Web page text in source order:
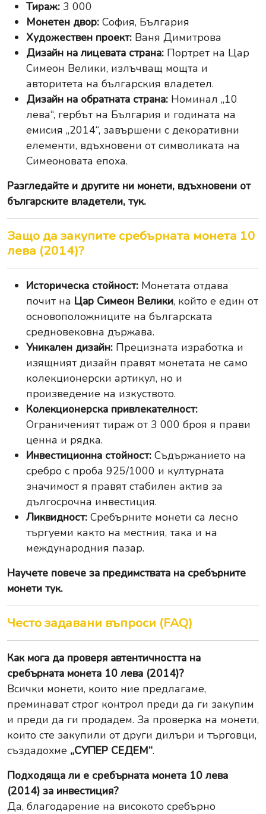
Тираж: 3 000
Монетен двор: София, България
Художествен проект: Ваня Димитрова
Дизайн на лицевата страна: Портрет на Цар
Симеон Велики, излъчващ мощта и
авторитета на българския владетел.
Дизайн на обратната страна: Номинал „10
лева“, гербът на България и годината на
емисия „2014“, завършени с декоративни
елементи, вдъхновени от символиката на
Симеоновата епоха.
Разгледайте и другите ни монети, вдъхновени от
българските владетели, тук.
Защо да закупите сребърната монета 10
лева (2014)?
Историческа стойност: Монетата отдава
почит на Цар Симеон Велики, който е един от
основоположниците на българската
средновековна държава.
Уникален дизайн: Прецизната изработка и
изящният дизайн правят монетата не само
колекционерски артикул, но и
произведение на изкуството.
Колекционерска привлекателност:
Ограниченият тираж от 3 000 броя я прави
ценна и рядка.
Инвестиционна стойност: Съдържанието на
сребро с проба 925/1000 и културната
значимост я правят стабилен актив за
дългосрочна инвестиция.
Ликвидност: Сребърните монети са лесно
търгуеми както на местния, така и на
международния пазар.
Научете повече за предимствата на сребърните
монети тук.
Често задавани въпроси (FAQ)
Как мога да проверя автентичността на
сребърната монета 10 лева (2014)?
Всички монети, които ние предлагаме,
преминават строг контрол преди да ги закупим
и преди да ги продадем. За проверка на монети,
които сте закупили от други дилъри и търговци,
създадохме „СУПЕР СЕДЕМ“.
Подходяща ли е сребърната монета 10 лева
(2014) за инвестиция?
Да, благодарение на високото сребърно